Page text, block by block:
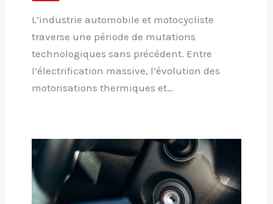
L’industrie automobile et motocycliste
traverse une période de mutations
technologiques sans précédent. Entre
l’électrification massive, l’évolution des
motorisations thermiques et…